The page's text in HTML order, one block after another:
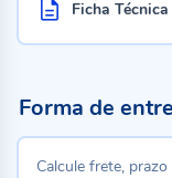
Ficha Técnica
Forma de
Calcule frete,